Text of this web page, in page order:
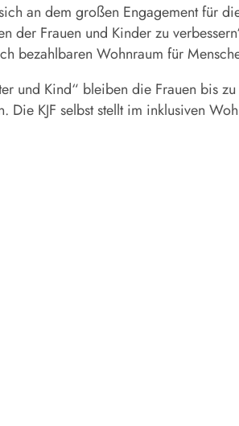
an dem großen Engagement für
der Frauen und Kinder zu
bezahlbaren Wohnraum für
und Kind“ bleiben die Frauen bis
Die KJF selbst stellt im inklusiven